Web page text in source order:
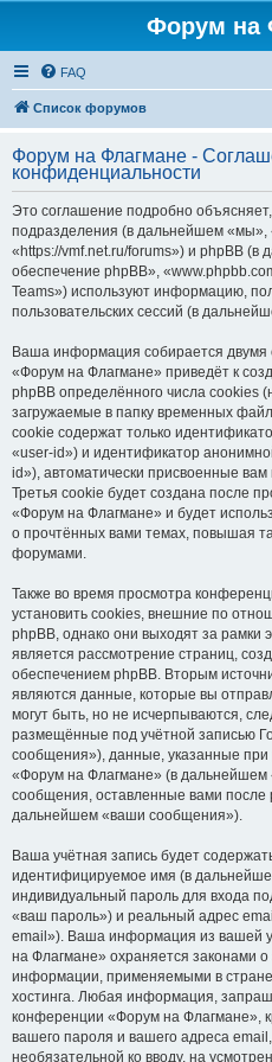
Форум на
FAQ
Список форумов
Форум на Флагмане -
конфиденциальности
Это соглашение подробно
подразделения (в дальнейшем
«https://vmf.net.ru/forums») и phpBB
обеспечение phpBB»,
Teams») используют информацию,
пользовательских сессий (в
Ваша информация собирается
«Форум на Флагмане» приведёт к
phpBB определённого числа cookies
загружаемые в папку временных
cookie содержат только
«user-id») и идентификатор
id»), автоматически присвоенные
Третья cookie будет создана после
«Форум на Флагмане» и будет
о прочтённых вами темах, повышая
форумами.
Также во время просмотра
установить cookies, внешние по
phpBB, однако они выходят за рамки
является рассмотрение страниц,
обеспечением phpBB. Вторым
являются данные, которые вы
могут быть, но не исчерпываются,
размещённые под учётной записью
сообщения»), данные, указанные при
«Форум на Флагмане» (в дальнейшем
сообщения, оставленные вами после
дальнейшем «ваши сообщения»).
Ваша учётная запись будет
идентифицируемое имя (в
индивидуальный пароль для входа
«ваш пароль») и реальный адрес
email»). Ваша информация из вашей
на Флагмане» охраняется законами
информации, применяемыми в
хостинга. Любая информация,
конференции «Форум на Флагмане»,
вашего пароля и вашего адреса
необязательной ко вводу, на